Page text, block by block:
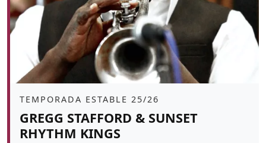
Àmbit
TEMPORADA ESTABLE 25/26
GREGG STAFFORD & SUNSET
RHYTHM KINGS